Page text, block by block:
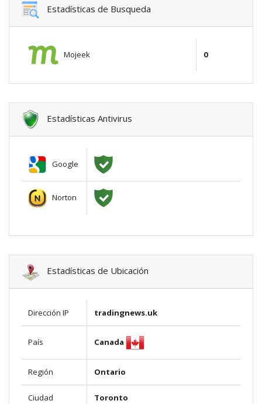
Estadísticas de Busqueda
Mojeek 0
Estadísticas Antivirus
Google
Norton
Estadísticas de Ubicación
Dirección IP tradingnews.uk
País Canada
Región Ontario
Ciudad Toronto